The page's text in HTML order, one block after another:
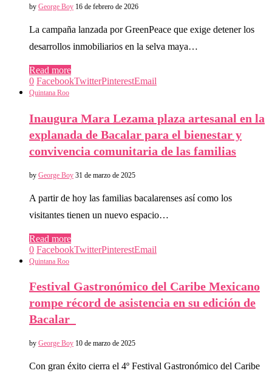
by George Boy 16 de febrero de 2026
La campaña lanzada por GreenPeace que exige detener los
desarrollos inmobiliarios en la selva maya…
Read more
0 FacebookTwitterPinterestEmail
Quintana Roo
Inaugura Mara Lezama plaza artesanal en la
explanada de Bacalar para el bienestar y
convivencia comunitaria de las familias
by George Boy 31 de marzo de 2025
A partir de hoy las familias bacalarenses así como los
visitantes tienen un nuevo espacio…
Read more
0 FacebookTwitterPinterestEmail
Quintana Roo
Festival Gastronómico del Caribe Mexicano
rompe récord de asistencia en su edición de
Bacalar
by George Boy 10 de marzo de 2025
Con gran éxito cierra el 4º Festival Gastronómico del Caribe